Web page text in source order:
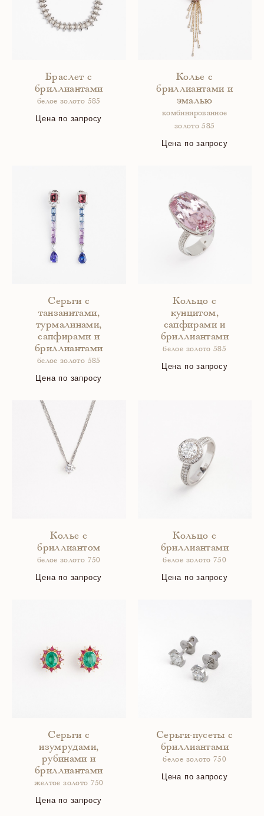
Браслет с
бриллиантами
белое золото 585
Цена по запросу
Колье с
бриллиантами и
эмалью
комбинированное
золото 585
Цена по запросу
Серьги с
танзанитами,
турмалинами,
сапфирами и
бриллиантами
белое золото 585
Цена по запросу
Кольцо с
кунцитом,
сапфирами и
бриллиантами
белое золото 585
Цена по запросу
Колье с
бриллиантом
белое золото 750
Цена по запросу
Кольцо с
бриллиантами
белое золото 750
Цена по запросу
Серьги с
изумрудами,
рубинами и
бриллиантами
желтое золото 750
Цена по запросу
Серьги-пусеты с
бриллиантами
белое золото 750
Цена по запросу